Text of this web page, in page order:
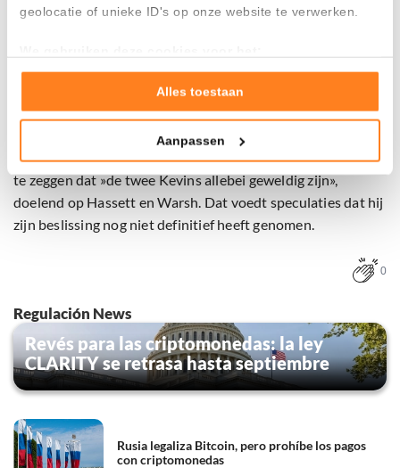
geolocatie of unieke ID's op onze website te verwerken.
Goed laten functioneren van deze website
Verzamelen van gebruiksstatistieken
Tonen en meten van relevante advertenties
Klik hieronder om ons toestemming te geven om deze
maak gedetailleerde keuzes, waaronder het maken van
bezwaar tegen bedrijven die persoonsgegevens verwerken
op basis van gerechtvaardigd belang. U kunt uw privacy-
tekst 'cookies' te klikken onderaan de pagina. Voor meer
Alles toestaan
Aanpassen
daardoor komt er meer geld vrij dat op zoek gaat naar
Hoewel Trump onlangs nogverklaarde
hij gaat kiezen, gooide hij kort daarop olie op het vuur door
te zeggen dat »de twee Kevins allebei geweldig zijn»,
doelend op Hassett en Warsh. Dat voedt speculaties dat hij
zijn beslissing nog niet definitief heeft genomen.
0
Regulación News
Revés para las criptomonedas: la ley
CLARITY se retrasa hasta septiembre
Rusia legaliza Bitcoin, pero prohíbe los pagos
con criptomonedas